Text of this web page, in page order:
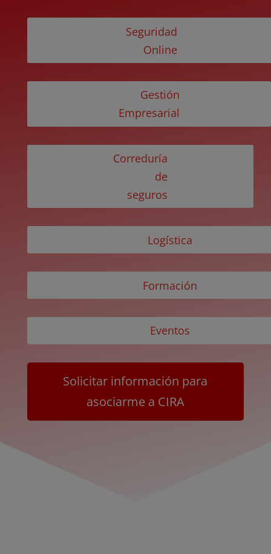
Seguridad
Online
Gestión
Empresarial
Correduría
de
seguros
Logística
Formación
Eventos
Solicitar información para
asociarme a CIRA